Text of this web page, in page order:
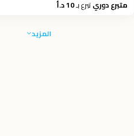
متبرع دوريتبرع بـ10 د.أ
المزيد